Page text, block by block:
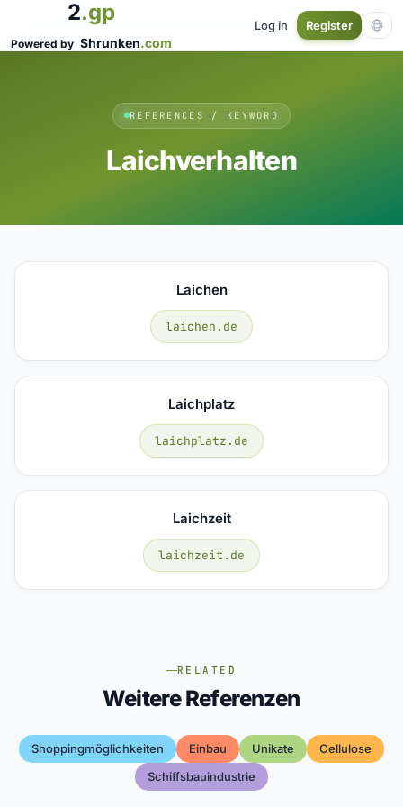
2.gp
Powered by Shrunken.com
Log in Register
REFERENCES / KEYWORD
Laichverhalten
Laichen
laichen.de
Laichplatz
laichplatz.de
Laichzeit
laichzeit.de
RELATED
Weitere Referenzen
Shoppingmöglichkeiten Einbau Unikate
Cellulose
Schiffsbauindustrie